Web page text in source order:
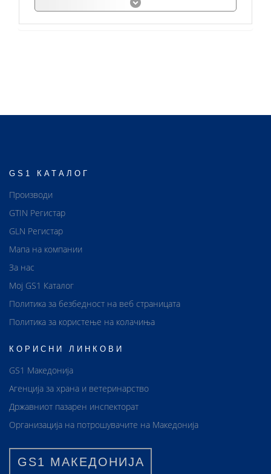
GS1 КАТАЛОГ
Производи
GTIN Регистар
GLN Регистар
Мапа на компании
За нас
Мој GS1 Каталог
Политика за безбедност на веб страницата
Политика за користење на колачиња
КОРИСНИ ЛИНКОВИ
GS1 Македонија
Агенција за храна и ветеринарство
Државниот пазарен инспекторат
Организација на потрошувачите на Македонија
GS1 МАКЕДОНИЈА